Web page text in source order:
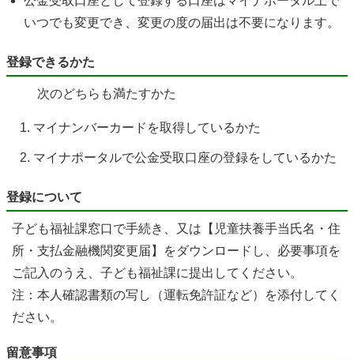
いつでも変更でき、変更の度の届出は不要になります。
登録できるかた
次のどちらも満たすかた
マイナンバーカードを取得しているかた
マイナポータルで公金受取口座の登録をしているかた
登録について
子ども福祉課窓口で手続き、又は【児童扶養手当氏名・住
所・支払金融機関変更届】をダウンロードし、必要事項を
ご記入のうえ、子ども福祉課に提出してください。
注：本人確認書類の写し（運転免許証など）を添付してく
ださい。
留意事項